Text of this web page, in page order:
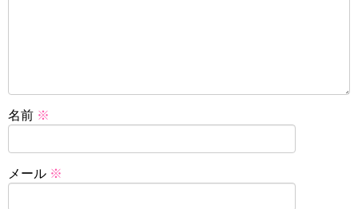
名前 ※
メール ※